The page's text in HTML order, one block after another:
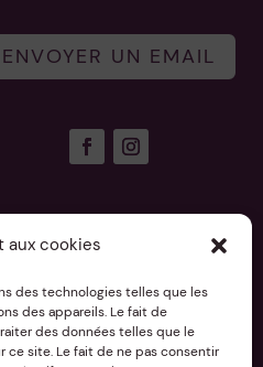
aux cookies
des technologies telles que les
des appareils. Le fait de
des données telles que le
ce site. Le fait de ne pas consentir
ENVOYER UN EMAIL